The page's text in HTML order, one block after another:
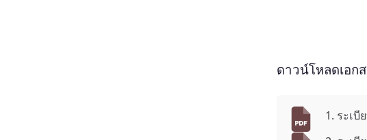
ดาวน์โหลดเอก
1. ระเ